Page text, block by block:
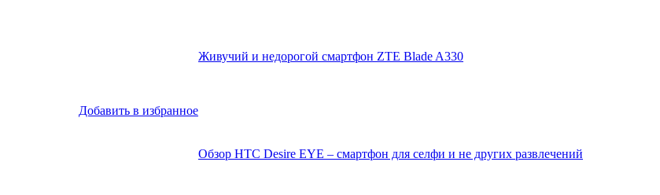
Добавить в избранное
Живучий и недорогой смартфон ZTE Blade A330
Обзор HTC Desire EYE – смартфон для селфи и не других развлечений